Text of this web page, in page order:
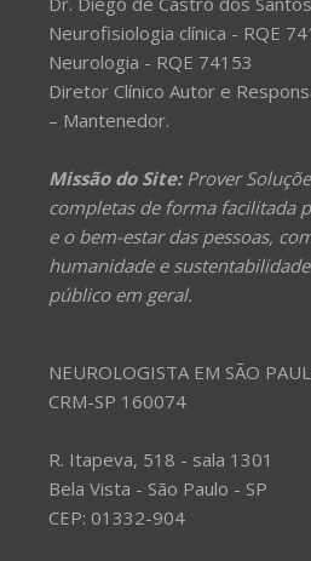
Neurofisiologia clínica - RQE
Neurologia - RQE 74153
Diretor Clínico Autor e
– Mantenedor.
Missão do Site:Prover
completas de forma facilitada
e o bem-estar das pessoas,
humanidade e
público em geral.
NEUROLOGISTA EM SÃO
CRM-SP 160074
R. Itapeva, 518 - sala 1301
Bela Vista - São Paulo - SP
CEP: 01332-904